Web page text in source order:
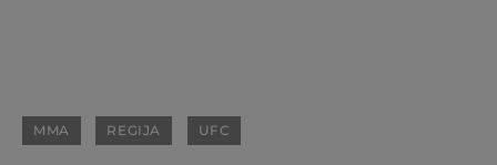
MMA REGIJA UFC